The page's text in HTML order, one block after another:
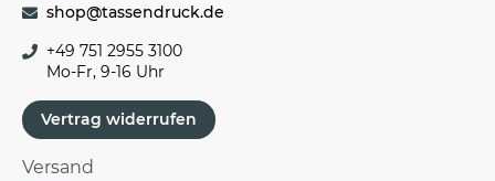
shop@tassendruck.de
+49 751 2955 3100
Mo-Fr, 9-16 Uhr
Vertrag widerrufen
Versand